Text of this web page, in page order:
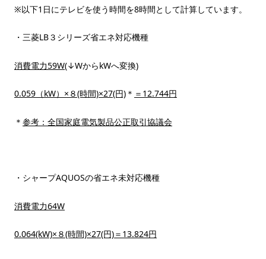
※以下1日にテレビを使う時間を8時間として計算しています。
・三菱LB３シリーズ省エネ対応機種
消費電力59W(↓WからkWへ変換)
0.059（kW） ×８(時間)×27(円) ＊ ＝12.744円
＊ 参考：全国家庭電気製品公正取引協議会
・シャープAQUOSの省エネ未対応機種
消費電力64W
0.064(kW)×８(時間)×27(円)＝13.824円